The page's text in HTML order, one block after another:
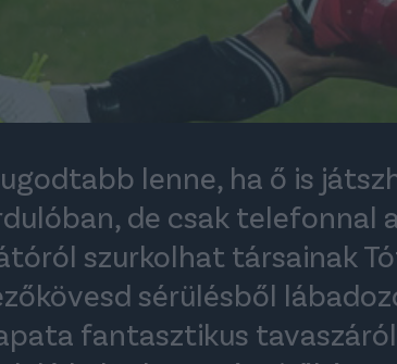
lenne, ha ő is
de csak telefonnal
szurkolhat társainak
sérülésből
fantasztikus